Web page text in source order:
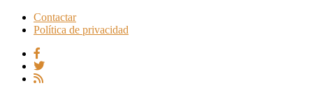
Contactar
Política de privacidad